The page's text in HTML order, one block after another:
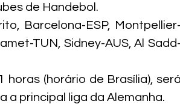
de Handebol.
Barcelona-ESP, Montpellier-
TUN, Sidney-AUS, Al Sadd-
(horário de Brasília), será
a principal liga da Alemanha.